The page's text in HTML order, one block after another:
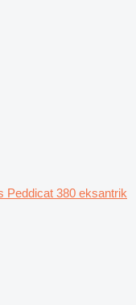
Peddicat 380 eksantrik